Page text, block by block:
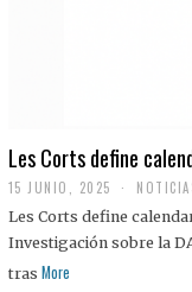
Les Corts define
15 JUNIO, 2025
Les Corts define
Investigación sobre la
tras More